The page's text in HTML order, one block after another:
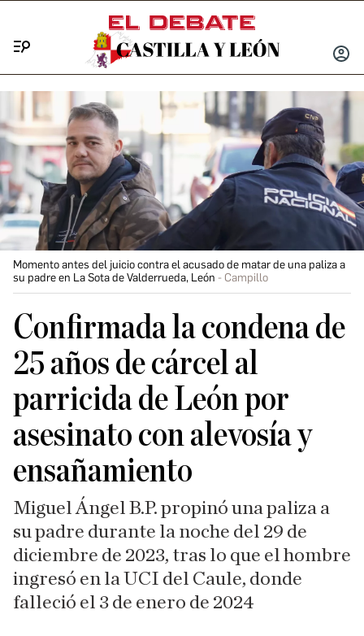
INICIAR
Momento antes del juicio contra el acusado de matar de una paliza a
su padre en La Sota de Valderrueda, León
Campillo
Confirmada la condena de
25 años de cárcel al
parricida de León por
asesinato con alevosía y
ensañamiento
Miguel Ángel B.P. propinó una paliza a
su padre durante la noche del 29 de
diciembre de 2023, tras lo que el hombre
ingresó en la UCI del Caule, donde
falleció el 3 de enero de 2024